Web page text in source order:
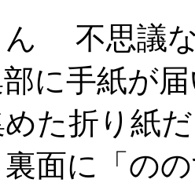
ん 不思議
に手紙が
た折り紙
面に「の